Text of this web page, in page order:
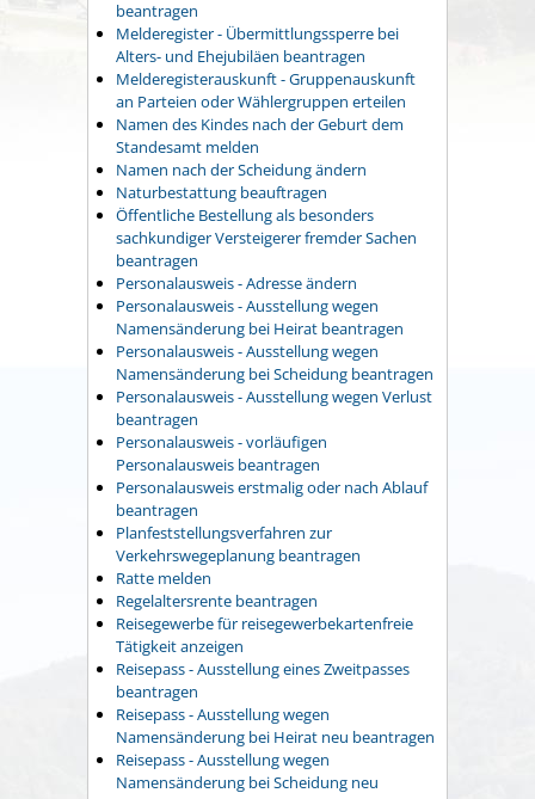
beantragen
Melderegister - Übermittlungssperre bei
Alters- und Ehejubiläen beantragen
Melderegisterauskunft - Gruppenauskunft
an Parteien oder Wählergruppen erteilen
Namen des Kindes nach der Geburt dem
Standesamt melden
Namen nach der Scheidung ändern
Naturbestattung beauftragen
Öffentliche Bestellung als besonders
sachkundiger Versteigerer fremder Sachen
beantragen
Personalausweis - Adresse ändern
Personalausweis - Ausstellung wegen
Namensänderung bei Heirat beantragen
Personalausweis - Ausstellung wegen
Namensänderung bei Scheidung beantragen
Personalausweis - Ausstellung wegen Verlust
beantragen
Personalausweis - vorläufigen
Personalausweis beantragen
Personalausweis erstmalig oder nach Ablauf
beantragen
Planfeststellungsverfahren zur
Verkehrswegeplanung beantragen
Ratte melden
Regelaltersrente beantragen
Reisegewerbe für reisegewerbekartenfreie
Tätigkeit anzeigen
Reisepass - Ausstellung eines Zweitpasses
beantragen
Reisepass - Ausstellung wegen
Namensänderung bei Heirat neu beantragen
Reisepass - Ausstellung wegen
Namensänderung bei Scheidung neu